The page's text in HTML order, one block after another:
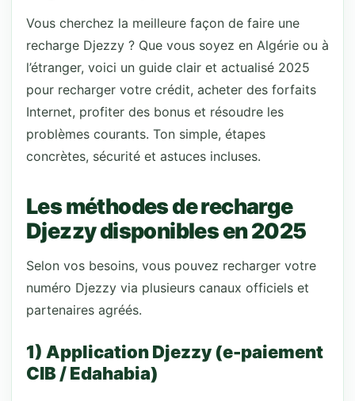
Vous cherchez la meilleure façon de faire une
recharge Djezzy ? Que vous soyez en Algérie ou à
l’étranger, voici un guide clair et actualisé 2025
pour recharger votre crédit, acheter des forfaits
Internet, profiter des bonus et résoudre les
problèmes courants. Ton simple, étapes
concrètes, sécurité et astuces incluses.
Les méthodes de recharge
Djezzy disponibles en 2025
Selon vos besoins, vous pouvez recharger votre
numéro Djezzy via plusieurs canaux officiels et
partenaires agréés.
1) Application Djezzy (e-paiement
CIB / Edahabia)